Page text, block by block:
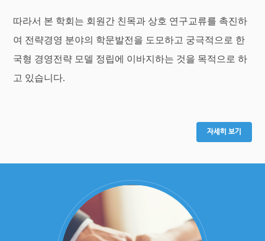
따라서 본 학회는 회원간 친목과 상호 연구교류를 촉진하
여 전략경영 분야의 학문발전을 도모하고 궁극적으로 한
국형 경영전략 모델 정립에 이바지하는 것을 목적으로 하
고 있습니다.
자세히 보기